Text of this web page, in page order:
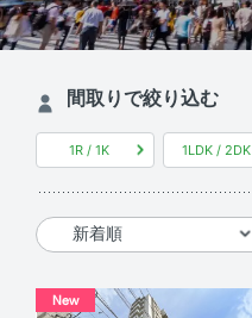
間取りで絞り込む
1R / 1K 1LDK / 2DK
New